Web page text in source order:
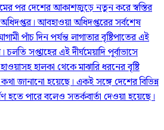
পর দেশের আকাশজুড়ে নতুন করে স্বস্তির
আবহাওয়া অধিদপ্তরের সর্বশেষ
পাঁচ দিন পর্যন্ত লাগাতার বৃষ্টিপাতের এই
সপ্তাহের এই দীর্ঘমেয়াদি পূর্বাভাসে
হালকা থেকে মাঝারি ধরনের বৃষ্টি
জানানো হয়েছে। একই সঙ্গে দেশের বিভিন্ন
হতে পারে বলেও সতর্কবার্তা দেওয়া হয়েছে।